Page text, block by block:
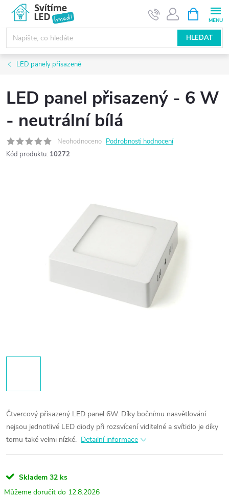
obsah
HLEDAT
NÁKUPNÍ
KOŠÍK
LED panely přisazené
LED panel přisazený - 6 W
- neutrální bílá
Neohodnoceno Podrobnosti hodnocení
Kód produktu: 10272
Čtvercový přisazený LED panel 6W. Díky bočnímu nasvětlování
nejsou jednotlivé LED diody při rozsvícení viditelné a svítidlo je díky
tomu také velmi nízké. Detailní informace
Skladem 32 ks
12.8.2026